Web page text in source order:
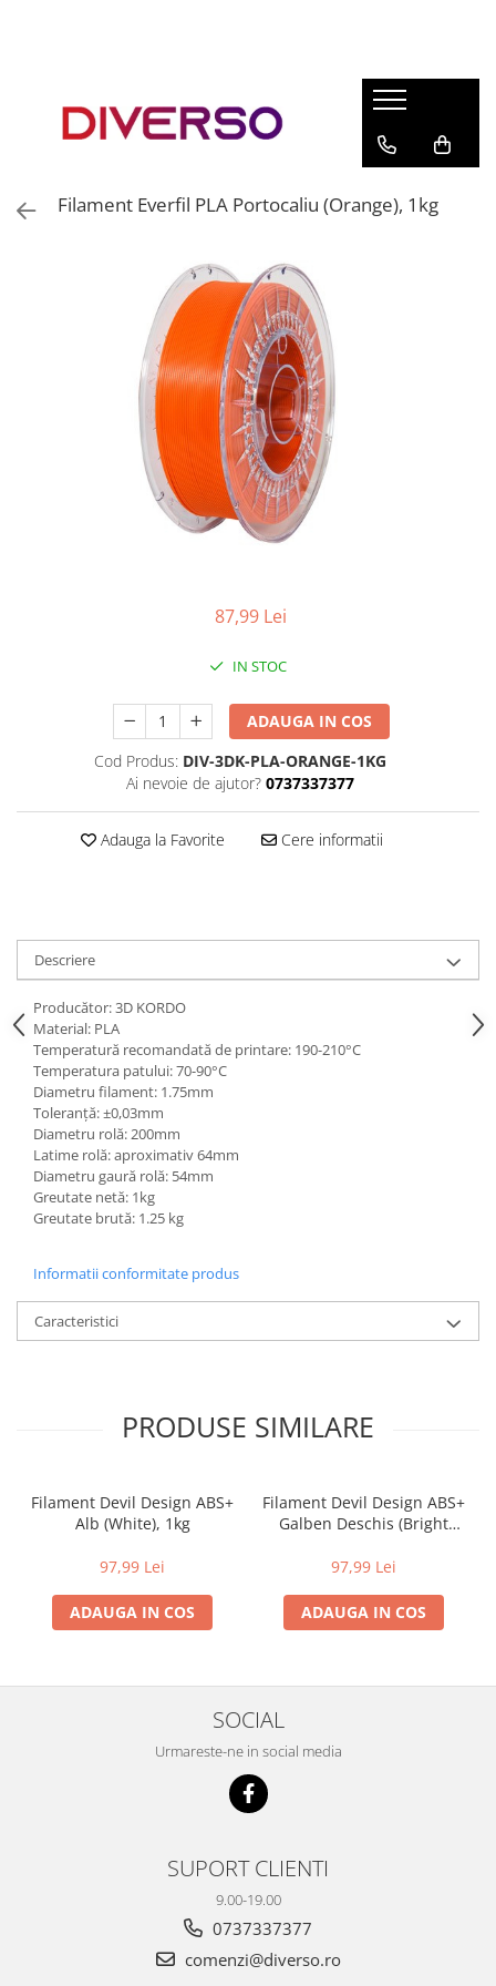
ASA
MULTIMATERIAL
Filament Everfil PLA Portocaliu (Orange), 1kg
87,99 Lei
IN STOC
ADAUGA IN COS
Cod Produs: DIV-3DK-PLA-ORANGE-1KG
Ai nevoie de ajutor? 0737337377
Adauga la Favorite Cere informatii
Descriere
Producător: 3D KORDO
Material: PLA
Temperatură recomandată de printare: 190-210°C
Temperatura patului: 70-90°C
Diametru filament: 1.75mm
Toleranță: ±0,03mm
Diametru rolă: 200mm
Latime rolă: aproximativ 64mm
Diametru gaură rolă: 54mm
Greutate netă: 1kg
Greutate brută: 1.25 kg
Informatii conformitate produs
Caracteristici
PRODUSE SIMILARE
Filament Devil Design ABS+
Alb (White), 1kg
97,99 Lei
ADAUGA IN COS
Filament Devil Design ABS+
Galben Deschis (Bright
97,99 Lei
ADAUGA IN COS
SOCIAL
Urmareste-ne in social media
SUPORT CLIENTI
9.00-19.00
0737337377
comenzi@diverso.ro